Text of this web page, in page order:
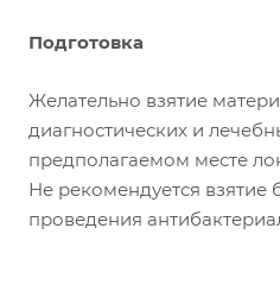
Подготовка
Желательно взятие
диагностических и
предполагаемом месте
Не рекомендуется
проведения